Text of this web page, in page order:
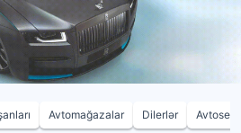
Avtomağazalar Dilerlər